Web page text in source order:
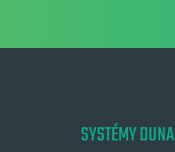
SYSTÉMY DUNA